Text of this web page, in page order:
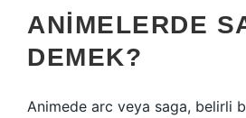
ANIMELERDE
DEMEK?
Animede arc veya saga, belirli